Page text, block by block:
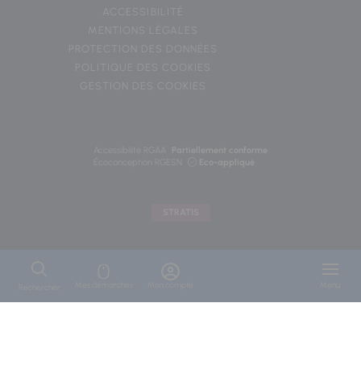
ACCESSIBILITÉ
MENTIONS LÉGALES
Partiellement conforme
Eco-appliqué